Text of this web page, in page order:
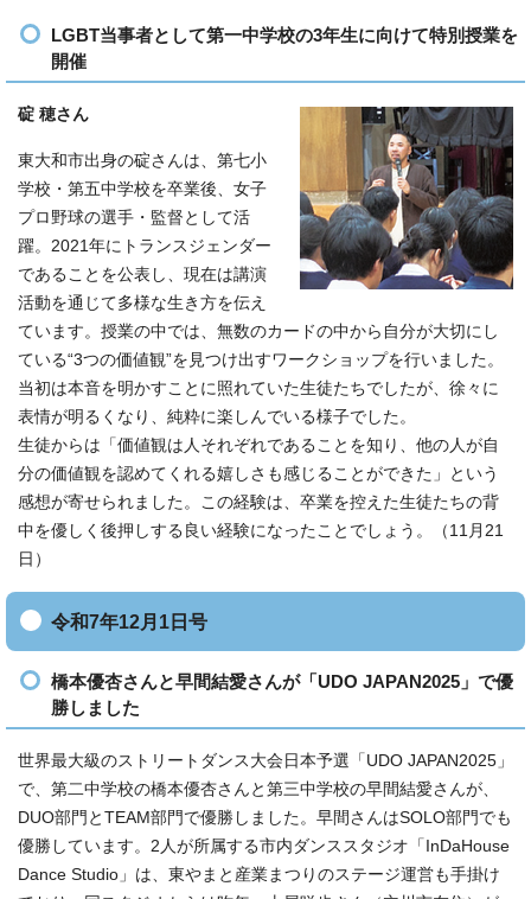
LGBT当事者として第一中学校の3年生に向けて特別授業を
開催
碇 穂さん
東大和市出身の碇さんは、第七小
学校・第五中学校を卒業後、女子
プロ野球の選手・監督として活
躍。2021年にトランスジェンダー
であることを公表し、現在は講演
活動を通じて多様な生き方を伝え
ています。授業の中では、無数のカードの中から自分が大切にし
ている“3つの価値観”を見つけ出すワークショップを行いました。
当初は本音を明かすことに照れていた生徒たちでしたが、徐々に
表情が明るくなり、純粋に楽しんでいる様子でした。
生徒からは「価値観は人それぞれであることを知り、他の人が自
分の価値観を認めてくれる嬉しさも感じることができた」という
感想が寄せられました。この経験は、卒業を控えた生徒たちの背
中を優しく後押しする良い経験になったことでしょう。（11月21
日）
令和7年12月1日号
橋本優杏さんと早間結愛さんが「UDO JAPAN2025」で優
勝しました
世界最大級のストリートダンス大会日本予選「UDO JAPAN2025」
で、第二中学校の橋本優杏さんと第三中学校の早間結愛さんが、
DUO部門とTEAM部門で優勝しました。早間さんはSOLO部門でも
優勝しています。2人が所属する市内ダンススタジオ「InDaHouse
Dance Studio」は、東やまと産業まつりのステージ運営も手掛け